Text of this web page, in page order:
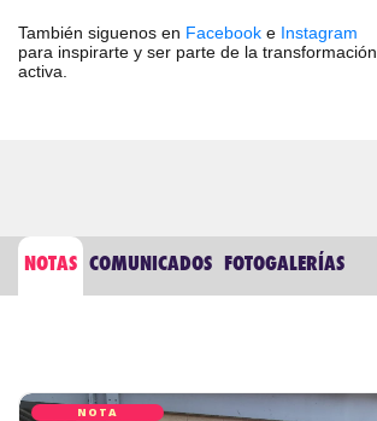
También siguenos en Facebook e Instagram
para inspirarte y ser parte de la transformación
activa.
NOTAS COMUNICADOS FOTOGALERÍAS
NOTA